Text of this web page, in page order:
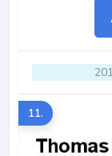
11.